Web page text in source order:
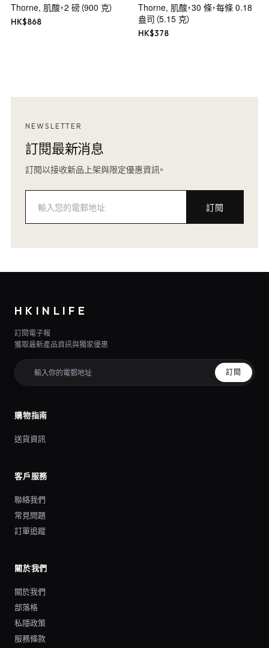
Thorne, 肌酸，2 磅（900 克）
HK$868
Thorne, 肌酸，30 條，每條 0.18
盎司（5.15 克）
HK$378
NEWSLETTER
訂閱最新消息
訂閱以接收新品上架與限定優惠資訊。
訂閱
HKINLIFE
訂閱電子報
獲取最新產品資訊與獨家優惠
訂閱
購物指南
送貨資訊
客戶服務
聯絡我們
常見問題
訂單追蹤
關於我們
關於我們
部落格
私隱政策
服務條款